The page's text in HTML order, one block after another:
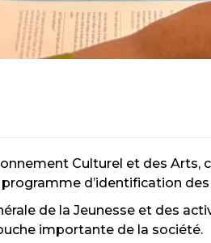
Culturel et des Arts,
d’identification
de la Jeunesse et des
importante de la société.